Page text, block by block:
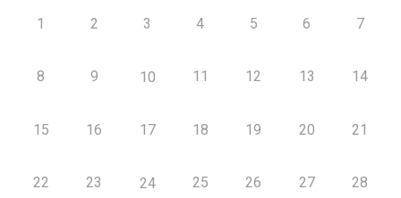
1 2 3 4 5 6 7
8 9 10 11 12 13 14
15 16 17 18 19 20 21
22 23 24 25 26 27 28